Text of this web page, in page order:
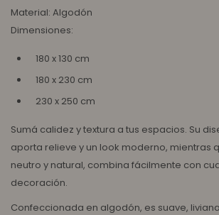
Material: Algodón
Dimensiones:
180 x 130 cm
180 x 230 cm
230 x 250 cm
Sumá calidez y textura a tus espacios. Su
aporta relieve y un look moderno, mientras
neutro y natural, combina fácilmente con
decoración.
Confeccionada en algodón, es suave,